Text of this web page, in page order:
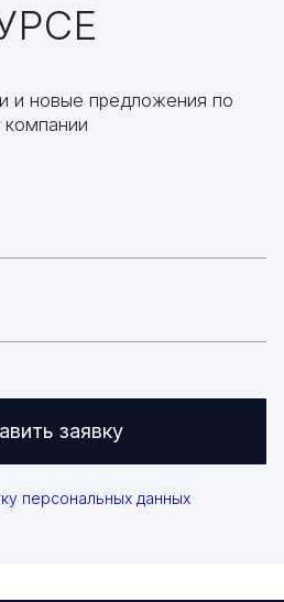
и новые предложения по
заявку
персональных данных